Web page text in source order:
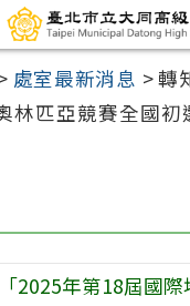
處室最新消息 >轉
林匹亞競賽全國初
2025年第18屆國